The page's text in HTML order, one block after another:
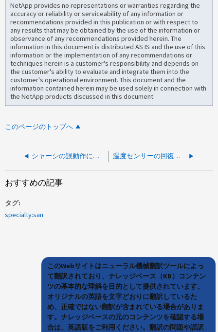
NetApp provides no representations or warranties regarding the
accuracy or reliability or serviceability of any information or
recommendations provided in this publication or with respect to
any results that may be obtained by the use of the information or
observance of any recommendations provided herein. The
information in this document is distributed AS IS and the use of this
information or the implementation of any recommendations or
techniques herein is a customer's responsibility and depends on
the customer's ability to evaluate and integrate them into the
customer's operational environment. This document and the
information contained herein may be used solely in connection with
the NetApp products discussed in this document.
このページのトップへ
シャーシの誤動作により、2つのノードが同時にリブートしました 温度センサーの回復不能警告
おすすめの記事
タグ
specialty:san
このWebサイトはニューラル機械翻訳ツールによっ
て翻訳されており、ナレッジベース（KB）コンテン
ツの基本的な理解を目的として提供されています。
オリジナルの英語を文字どおりに翻訳しているた
め、正確ではない翻訳が含まれている場合がありま
す。ナレッジベースの元のコンテンツを確認する場
合は、英語版をご利用ください。翻訳の問題や誤訳